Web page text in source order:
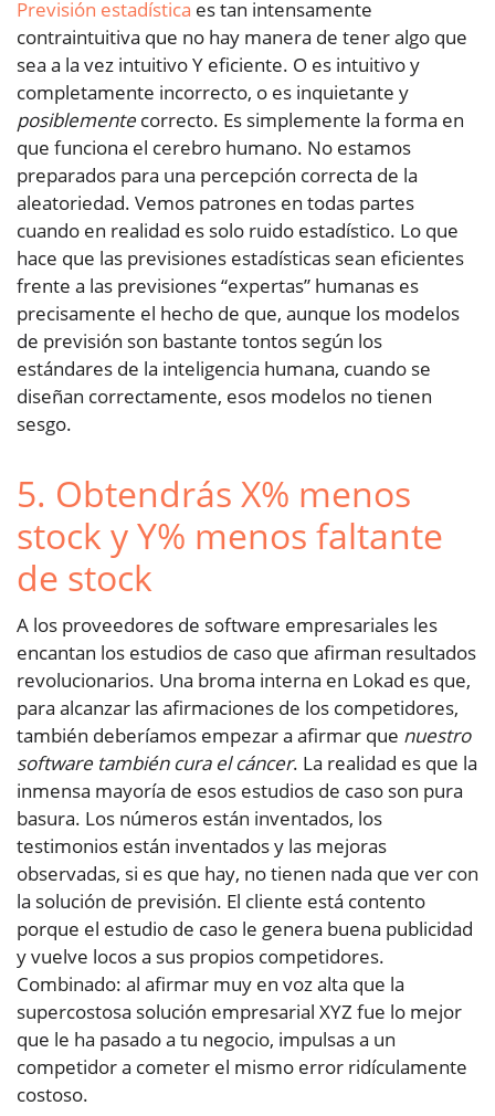
Previsión estadística es tan intensamente
contraintuitiva que no hay manera de tener algo que
sea a la vez intuitivo Y eficiente. O es intuitivo y
completamente incorrecto, o es inquietante y
posiblementecorrecto. Es simplemente la forma en
que funciona el cerebro humano. No estamos
preparados para una percepción correcta de la
aleatoriedad. Vemos patrones en todas partes
cuando en realidad es solo ruido estadístico. Lo que
hace que las previsiones estadísticas sean eficientes
frente a las previsiones “expertas” humanas es
precisamente el hecho de que, aunque los modelos
de previsión son bastante tontos según los
estándares de la inteligencia humana, cuando se
diseñan correctamente, esos modelos no tienen
sesgo.
5. Obtendrás X% menos
stock y Y% menos faltante
de stock
A los proveedores de software empresariales les
encantan los estudios de caso que afirman resultados
revolucionarios. Una broma interna en Lokad es que,
para alcanzar las afirmaciones de los competidores,
también deberíamos empezar a afirmar que nuestro
software también cura el cáncer. La realidad es que la
inmensa mayoría de esos estudios de caso son pura
basura. Los números están inventados, los
testimonios están inventados y las mejoras
observadas, si es que hay, no tienen nada que ver con
la solución de previsión. El cliente está contento
porque el estudio de caso le genera buena publicidad
y vuelve locos a sus propios competidores.
Combinado: al afirmar muy en voz alta que la
supercostosa solución empresarial XYZ fue lo mejor
que le ha pasado a tu negocio, impulsas a un
competidor a cometer el mismo error ridículamente
costoso.